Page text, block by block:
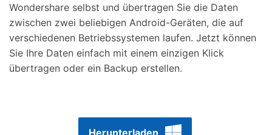
Wondershare selbst und übertragen Sie die Daten
zwischen zwei beliebigen Android-Geräten, die auf
verschiedenen Betriebssystemen laufen. Jetzt können
Sie Ihre Daten einfach mit einem einzigen Klick
übertragen oder ein Backup erstellen.